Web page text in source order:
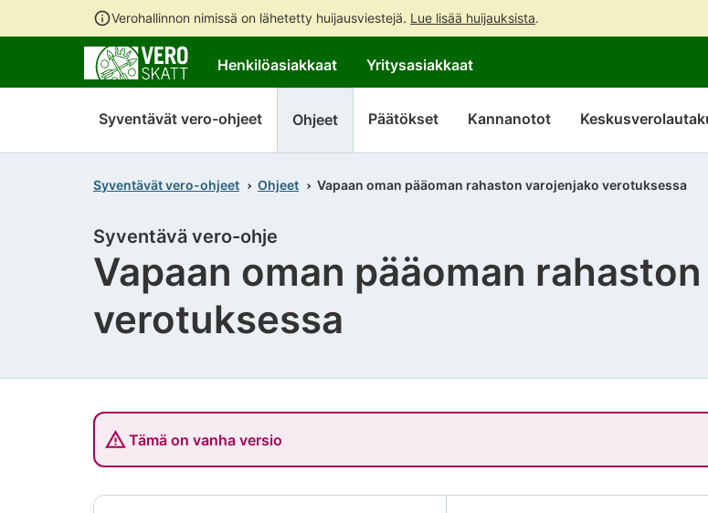
Verohallinnon nimissä on lähetetty huijausviestejä. Lue lisää huijauksista.
sisältöön
sivuston
hakuun
Henkilöasiakkaat Yritysasiakkaat
Syventävät vero-ohjeet Ohjeet Päätökset Kannanotot
Syventävät vero-ohjeet Ohjeet Vapaan oman pääoman rahaston varojenjako verotuksessa
Vapaan oman pääoman
verotuksessa
Syventävä vero-ohje
Tämä on vanha versio